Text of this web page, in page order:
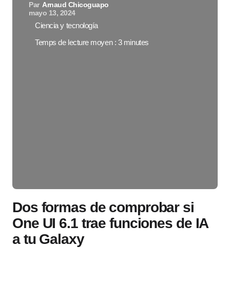
Par Arnaud Chicoguapo
mayo 13, 2024
Ciencia y tecnología
Temps de lecture moyen : 3 minutes
Dos formas de comprobar si
One UI 6.1 trae funciones de IA
a tu Galaxy